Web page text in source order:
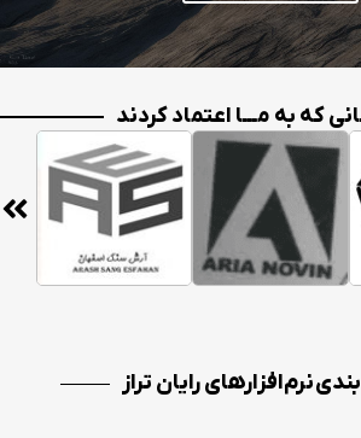
که به مـــا اعتماد کردند
نرم‌افزارهای رایان تراز